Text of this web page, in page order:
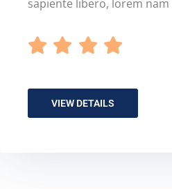
sapiente libero, lorem nam
VIEW DETAILS